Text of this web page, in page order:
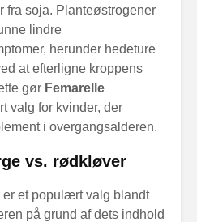
fra soja. Planteøstrogener
lindre
herunder hedeture
at efterligne kroppens
gør Femarelle
valg for kvinder, der
i overgangsalderen.
vs. rødkløver
et populært valg blandt
på grund af dets indhold